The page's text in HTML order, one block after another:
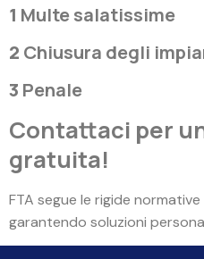
1 Multe salatissime
2 Chiusura degli
3 Penale
Contattaci per
gratuita!
FTA segue le rigide
garantendo soluzioni